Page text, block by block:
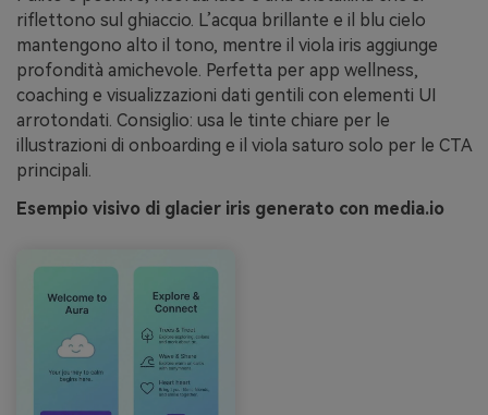
riflettono sul ghiaccio. L’acqua brillante e il blu cielo
mantengono alto il tono, mentre il viola iris aggiunge
profondità amichevole. Perfetta per app wellness,
coaching e visualizzazioni dati gentili con elementi UI
arrotondati. Consiglio: usa le tinte chiare per le
illustrazioni di onboarding e il viola saturo solo per le CTA
principali.
Esempio visivo di glacier iris generato con media.io